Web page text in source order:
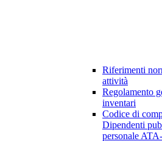
Riferimenti
attività
Regolamento
inventari
Codice di
Dipendenti
personale